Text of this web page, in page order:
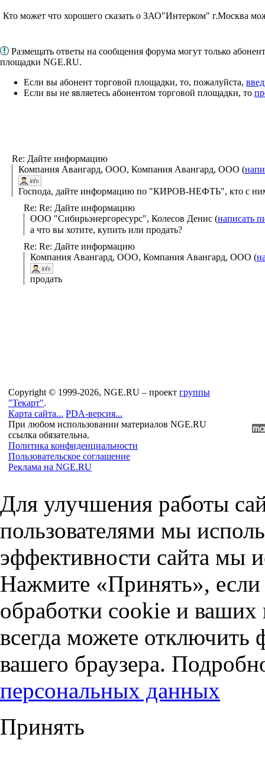
Кто может что хорошего сказать о ЗАО"Интерком" г.Москва
Размещать ответы на сообщения форума могут только
площадки NGE.RU.
Если вы абонент торговой площадки, то, пожалуйста,
Если вы не являетесь абонентом торговой площадки, то
Re: Дайте информацию
Компания Авангард, ООО, Компания Авангард, ООО (
Господа, дайте информацию по "КИРОВ-НЕФТЬ", кто с
Re: Re: Дайте информацию
ООО "Сибирьэнергоресурс", Колесов Денис (написать
а что вы хотите, купить или продать?
Re: Re: Дайте информацию
Компания Авангард, ООО, Компания Авангард, ООО (
продать
Copyright © 1999-2026, NGE.RU – проект группы
"Текарт".
Карта сайта... PDA-версия...
При любом использовании материалов NGE.RU
ссылка обязательна.
Политика конфиденциальности
Пользовательское соглашение
Реклама на NGE.RU
Для улучшения работы
пользователями мы
эффективности сайта мы
Нажмите «Принять», если
обработки cookie и
всегда можете отключить
вашего браузера.
персональных данных
Принять